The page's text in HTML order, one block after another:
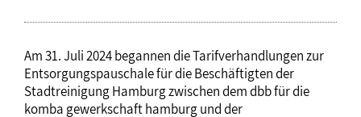
Am 31. Juli 2024 begannen die Tarifverhandlungen zur
Entsorgungspauschale für die Beschäftigten der
Stadtreinigung Hamburg zwischen dem dbb für die
komba gewerkschaft hamburg und der